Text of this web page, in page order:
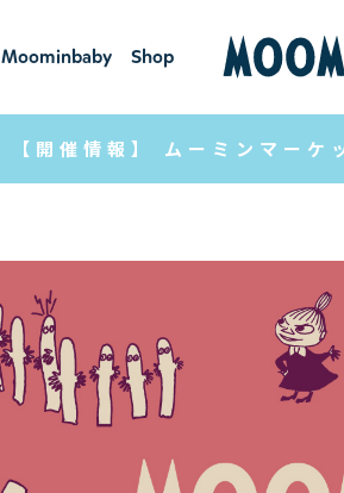
Moominbaby
ムーミンベ
ビー
Shop
ショ
ップ
【開催情報】 ムーミンマー